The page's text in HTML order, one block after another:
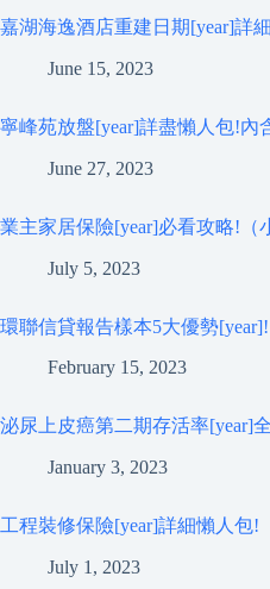
嘉湖海逸酒店重建日期[year]詳
June 15, 2023
寧峰苑放盤[year]詳盡懶人包!內
June 27, 2023
業主家居保險[year]必看攻略!（
July 5, 2023
環聯信貸報告樣本5大優勢[year]!
February 15, 2023
泌尿上皮癌第二期存活率[year]
January 3, 2023
工程裝修保險[year]詳細懶人包!
July 1, 2023